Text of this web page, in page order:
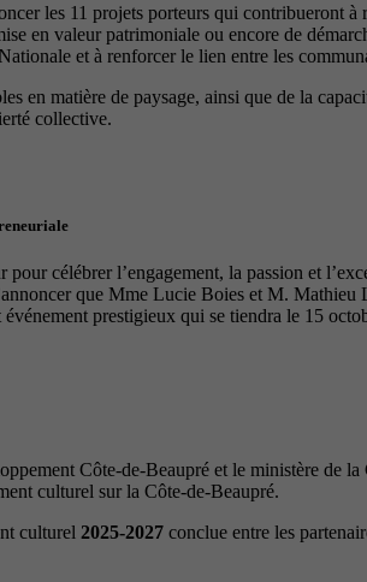
les 11 projets porteurs qui contribueront
en valeur patrimoniale ou encore de
et à renforcer le lien entre les
en matière de paysage, ainsi que de la
collective.
célébrer l’engagement, la passion et
que Mme Lucie Boies et M.
prestigieux qui se tiendra le 15
Côte-de-Beaupré et le ministère de
culturel sur la Côte-de-Beaupré.
culturel 2025-2027 conclue entre les